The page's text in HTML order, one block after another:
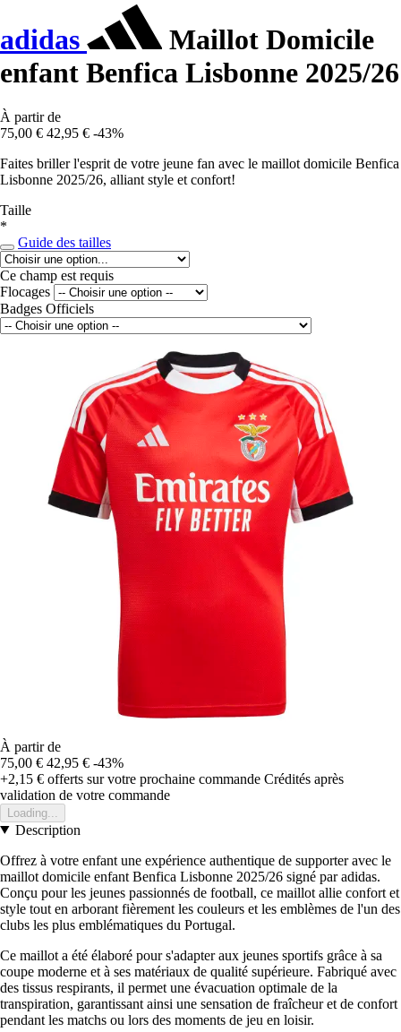
adidas
Maillot Domicile
enfant Benfica Lisbonne 2025/26
À partir de
75,00 € 42,95 € -43%
Faites briller l'esprit de votre jeune fan avec le maillot domicile Benfica
Lisbonne 2025/26, alliant style et confort!
Taille
*
Guide des tailles
Ce champ est requis
Flocages
Badges Officiels
À partir de
75,00 € 42,95 € -43%
+2,15 € offerts sur votre prochaine commande Crédités après
validation de votre commande
Loading...
Description
Offrez à votre enfant une expérience authentique de supporter avec le
maillot domicile enfant Benfica Lisbonne 2025/26 signé par adidas.
Conçu pour les jeunes passionnés de football, ce maillot allie confort et
style tout en arborant fièrement les couleurs et les emblèmes de l'un des
clubs les plus emblématiques du Portugal.
Ce maillot a été élaboré pour s'adapter aux jeunes sportifs grâce à sa
coupe moderne et à ses matériaux de qualité supérieure. Fabriqué avec
des tissus respirants, il permet une évacuation optimale de la
transpiration, garantissant ainsi une sensation de fraîcheur et de confort
pendant les matchs ou lors des moments de jeu en loisir.